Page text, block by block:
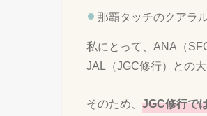
那覇タッチのクアラ
私にとって、ANA（
JAL（JGC修行）との
そのため、 JGC修行で